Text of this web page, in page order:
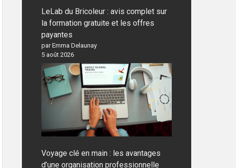
LeLab du Bricoleur : avis complet sur
la formation gratuite et les offres
payantes
par Emma Delaunay
5 août 2026
Voyage clé en main : les avantages
d’une organisation professionnelle